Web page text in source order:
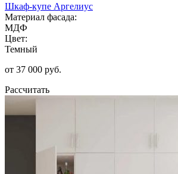
Шкаф-купе Аргелиус
Материал фасада:
МДФ
Цвет:
Темный
от 37 000 руб.
Рассчитать